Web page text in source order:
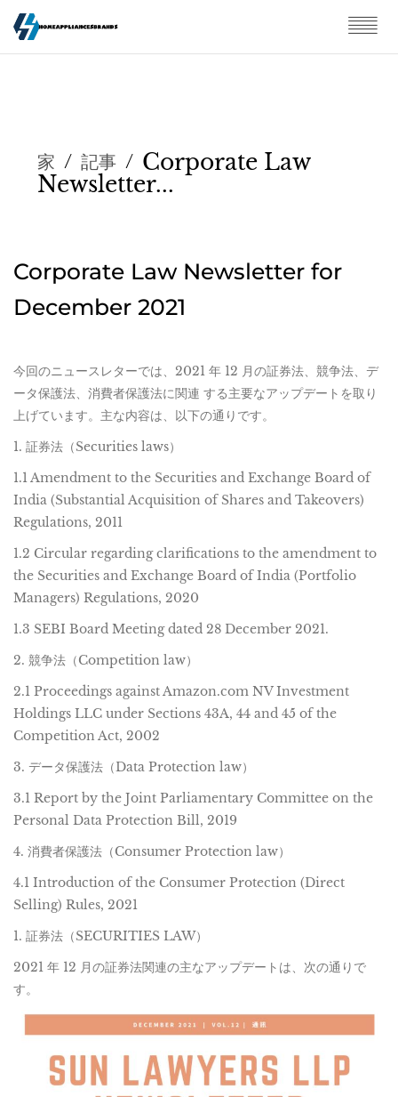
家 / 記事 / Corporate Law
Newsletter...
Corporate Law Newsletter for
December 2021
今回のニュースレターでは、2021 年 12 月の証券法、競争法、デ
ータ保護法、消費者保護法に関連 する主要なアップデートを取り
上げています。主な内容は、以下の通りです。
1. 証券法（Securities laws）
1.1 Amendment to the Securities and Exchange Board of
India (Substantial Acquisition of Shares and Takeovers)
Regulations, 2011
1.2 Circular regarding clarifications to the amendment to
the Securities and Exchange Board of India (Portfolio
Managers) Regulations, 2020
1.3 SEBI Board Meeting dated 28 December 2021.
2. 競争法（Competition law）
2.1 Proceedings against Amazon.com NV Investment
Holdings LLC under Sections 43A, 44 and 45 of the
Competition Act, 2002
3. データ保護法（Data Protection law）
3.1 Report by the Joint Parliamentary Committee on the
Personal Data Protection Bill, 2019
4. 消費者保護法（Consumer Protection law）
4.1 Introduction of the Consumer Protection (Direct
Selling) Rules, 2021
1. 証券法（SECURITIES LAW）
2021 年 12 月の証券法関連の主なアップデートは、次の通りで
す。